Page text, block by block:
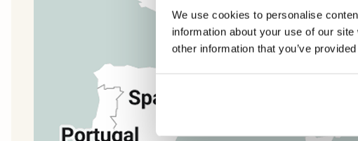
We use cookies to personalise
information about your use of our
other information that you’ve